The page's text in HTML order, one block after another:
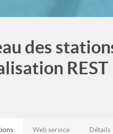
des
REST
Web service Détails